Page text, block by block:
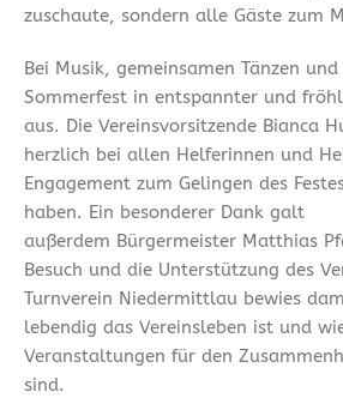
zuschaute, sondern alle Gäste zum
Bei Musik, gemeinsamen Tänzen
Sommerfest in entspannter und
aus. Die Vereinsvorsitzende Bianca
herzlich bei allen Helferinnen und
Engagement zum Gelingen des
haben. Ein besonderer Dank galt
außerdem Bürgermeister Matthias
Besuch und die Unterstützung des
Turnverein Niedermittlau bewies
lebendig das Vereinsleben ist und
Veranstaltungen für den
sind.